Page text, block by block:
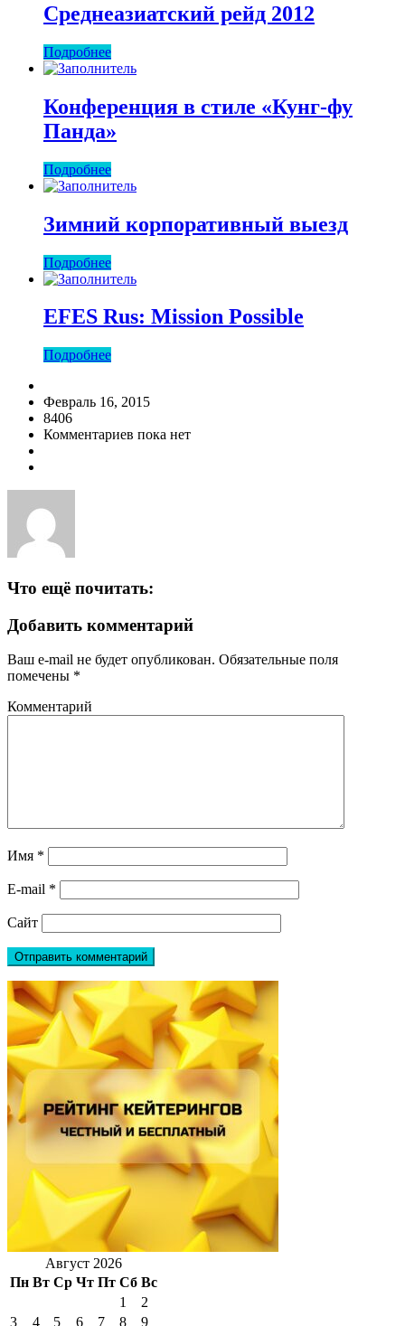
Среднеазиатский рейд 2012
Подробнее
Конференция в стиле «Кунг-фу
Панда»
Подробнее
Зимний корпоративный выезд
Подробнее
EFES Rus: Mission Possible
Подробнее
Февраль 16, 2015
8406
Комментариев пока нет
Что ещё почитать:
Добавить комментарий
Ваш e-mail не будет опубликован. Обязательные поля
помечены *
Комментарий
Имя *
E-mail *
Сайт
Август 2026
Пн Вт Ср Чт Пт Сб Вс
1
2
3
4 5 6 7 8 9